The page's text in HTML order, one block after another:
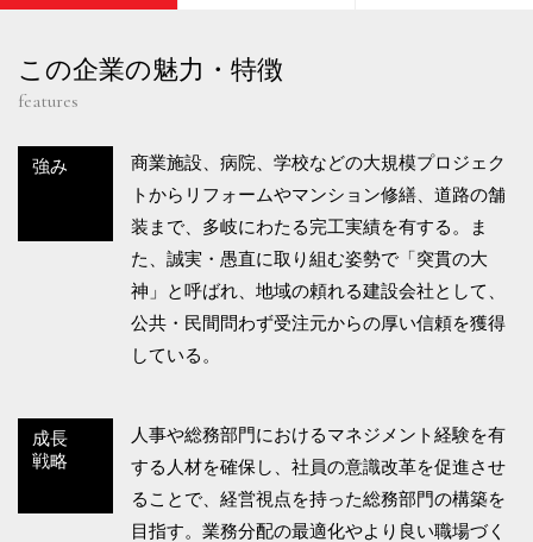
この企業の魅力・特徴
features
強み
商業施設、病院、学校などの大規模プロジェク
トからリフォームやマンション修繕、道路の舗
装まで、多岐にわたる完工実績を有する。ま
た、誠実・愚直に取り組む姿勢で「突貫の大
神」と呼ばれ、地域の頼れる建設会社として、
公共・民間問わず受注元からの厚い信頼を獲得
している。
成長
戦略
人事や総務部門におけるマネジメント経験を有
する人材を確保し、社員の意識改革を促進させ
ることで、経営視点を持った総務部門の構築を
目指す。業務分配の最適化やより良い職場づく